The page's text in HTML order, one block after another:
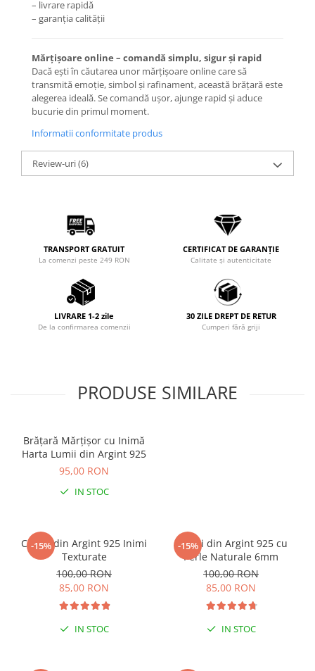
– livrare rapidă
– garanția calității
Mărțișoare online – comandă simplu, sigur și rapid
Dacă ești în căutarea unor mărțișoare online care să
transmită emoție, simbol și rafinament, această brățară este
alegerea ideală. Se comandă ușor, ajunge rapid și aduce
bucurie din primul moment.
Informatii conformitate produs
Review-uri(6)
TRANSPORT GRATUIT
La comenzi peste 249 RON
CERTIFICAT DE GARANȚIE
Calitate și autenticitate
LIVRARE 1-2 zile
De la confirmarea comenzii
30 ZILE DREPT DE RETUR
Cumperi fără griji
PRODUSE SIMILARE
Brățară Mărțișor cu Inimă
Harta Lumii din Argint 925
95,00 RON
IN STOC
-15%
Cercei din Argint 925 Inimi
Texturate
100,00 RON
85,00 RON
IN STOC
-15%
Cercei din Argint 925 cu
Perle Naturale 6mm
100,00 RON
85,00 RON
IN STOC